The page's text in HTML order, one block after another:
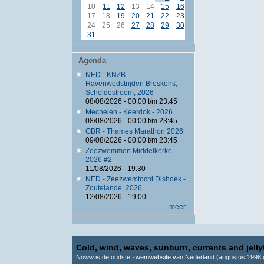
10
11 12 13 14 15
16
17
18 19 20 21 22
23
24
25 26 27 28 29
30
31
Agenda
NED - KNZB -
Havenwedstrijden Breskens,
Scheldestroom, 2026
08/08/2026 - 00:00t/m 23:45
Mechelen - Keerdok - 2026
08/08/2026 - 00:00t/m 23:45
GBR - Thames Marathon 2026
09/08/2026 - 00:00t/m 23:45
Zeezwemmen Middelkerke
2026 #2
11/08/2026 - 19:30
NED - Zeezwemtocht Dishoek -
Zoutelande, 2026
12/08/2026 - 19:00
meer
Cold, wind, waves, sunburn, currents and
Noww is de oudste zwemwebsite van Nederland (augustus 1998